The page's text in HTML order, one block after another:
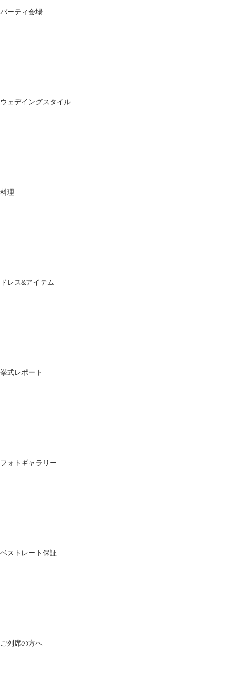
パーティ会場
ウェデイングスタイル
料理
ドレス&アイテム
挙式レポート
フォトギャラリー
ベストレート保証
ご列席の方へ